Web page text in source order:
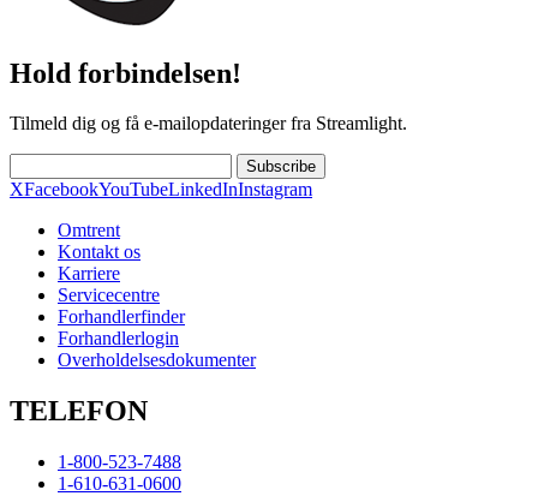
Hold forbindelsen!
Tilmeld dig og få e-mailopdateringer fra Streamlight.
Subscribe
XFacebookYouTubeLinkedInInstagram
Omtrent
Kontakt os
Karriere
Servicecentre
Forhandlerfinder
Forhandlerlogin
Overholdelsesdokumenter
TELEFON
1-800-523-7488
1-610-631-0600